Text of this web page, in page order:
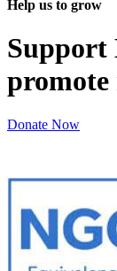
Help us to grow
promote
Donate Now